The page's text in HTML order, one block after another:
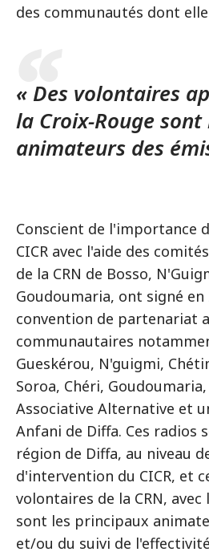
des communautés dont
« Des volontaires
la Croix-Rouge
animateurs des
Conscient de l'importance
CICR avec l'aide des
de la CRN de Bosso,
Goudoumaria, ont signé en
convention de partenariat
communautaires
Gueskérou, N'guigmi,
Soroa, Chéri,
Associative Alternative et
Anfani de Diffa. Ces radios
région de Diffa, au niveau
d'intervention du CICR, et
volontaires de la CRN, avec
sont les principaux
et/ou du suivi de